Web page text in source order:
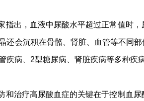
指出，血液中尿酸水平超过正常值时
还会沉积在骨骼、肾脏、血管等不同
疾病、2型糖尿病、肾脏疾病等多种疾
和治疗高尿酸血症的关键在于控制血